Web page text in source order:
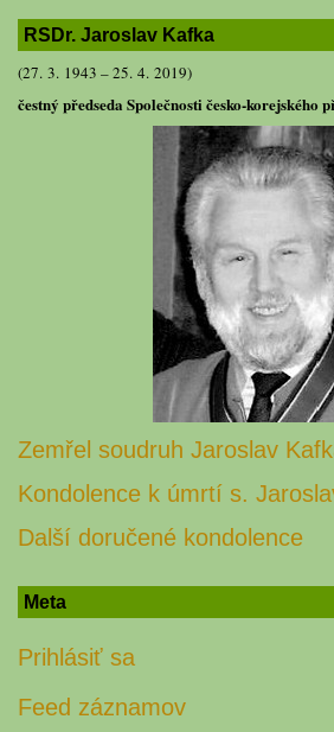
RSDr. Jaroslav Kafka
(27. 3. 1943 – 25. 4. 2019)
čestný předseda Společnosti česko-korejského
Zemřel soudruh Jaroslav
Kondolence k úmrtí s.
Další doručené kondolence
Meta
Prihlásiť sa
Feed záznamov